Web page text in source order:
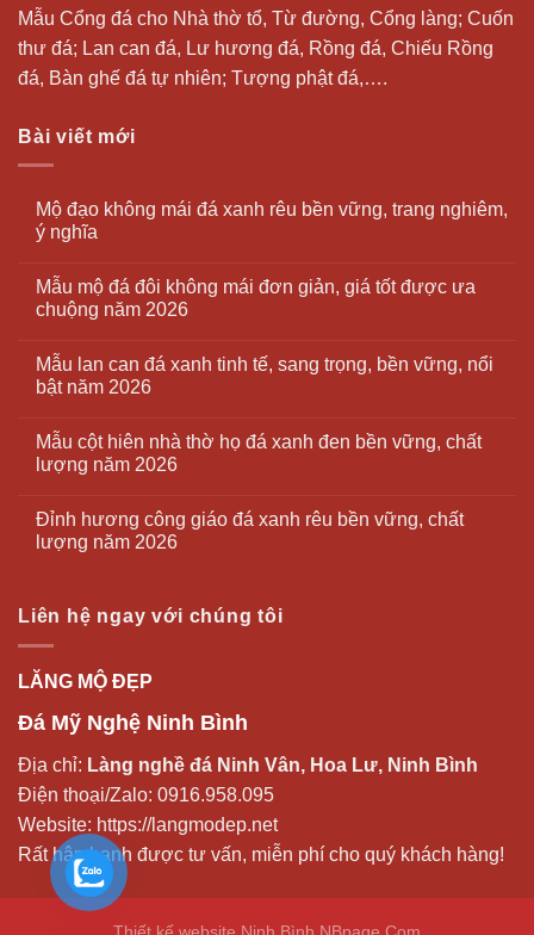
Mẫu Cổng đá cho Nhà thờ tổ, Từ đường, Cổng làng; Cuốn
thư đá; Lan can đá, Lư hương đá, Rồng đá, Chiếu Rồng
đá, Bàn ghế đá tự nhiên; Tượng phật đá,….
Bài viết mới
Mộ đạo không mái đá xanh rêu bền vững, trang nghiêm,
ý nghĩa
Mẫu mộ đá đôi không mái đơn giản, giá tốt được ưa
chuộng năm 2026
Mẫu lan can đá xanh tinh tế, sang trọng, bền vững, nổi
bật năm 2026
Mẫu cột hiên nhà thờ họ đá xanh đen bền vững, chất
lượng năm 2026
Đỉnh hương công giáo đá xanh rêu bền vững, chất
lượng năm 2026
Liên hệ ngay với chúng tôi
LĂNG MỘ ĐẸP
Đá Mỹ Nghệ Ninh Bình
Địa chỉ: Làng nghề đá Ninh Vân, Hoa Lư, Ninh Bình
Điện thoại/Zalo: 0916.958.095
Website: https://langmodep.net
Rất hân hạnh được tư vấn, miễn phí cho quý khách hàng!